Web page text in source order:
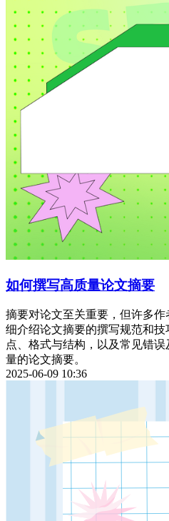
如何撰写高质量论文摘要
摘要对论文至关重要，但许多
细介绍论文摘要的撰写规范和
点、格式与结构，以及常见错
量的论文摘要。
2025-06-09 10:36